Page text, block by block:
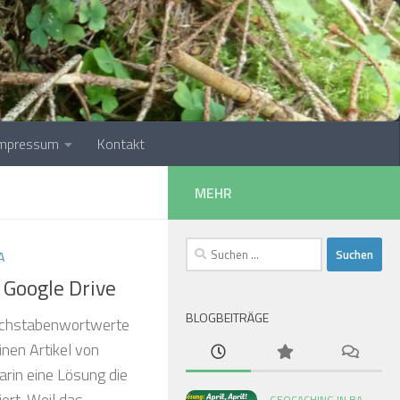
❅
❅
Kontakt
Drive
Artikel von
eine Lösung die
MEHR
Suchen
nach:
BLOGBEITRÄGE